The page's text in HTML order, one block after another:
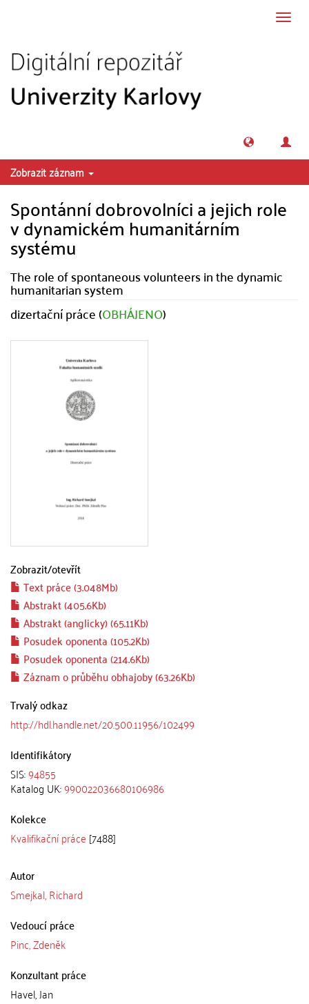
Zobrazit záznam
Spontánní dobrovolníci a jejich role
v dynamickém humanitárním
systému
The role of spontaneous volunteers in the dynamic
humanitarian system
dizertační práce (OBHÁJENO)
Zobrazit/otevřít
Text práce (3.048Mb)
Abstrakt (405.6Kb)
Abstrakt (anglicky) (65.11Kb)
Posudek oponenta (105.2Kb)
Posudek oponenta (214.6Kb)
Záznam o průběhu obhajoby (63.26Kb)
Trvalý odkaz
http://hdl.handle.net/20.500.11956/102499
Identifikátory
SIS:94855
Katalog UK:990022036680106986
Kolekce
Kvalifikační práce [7488]
Autor
Smejkal, Richard
Vedoucí práce
Pinc, Zdeněk
Konzultant práce
Havel, Jan